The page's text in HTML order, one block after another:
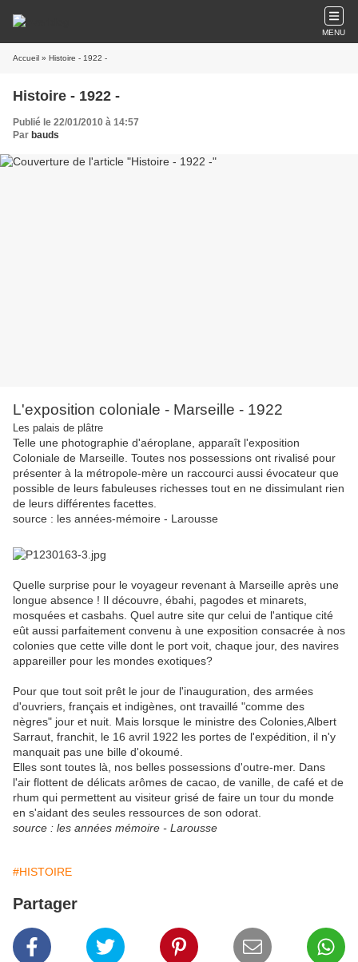
MENU
Accueil » Histoire - 1922 -
Histoire - 1922 -
Publié le 22/01/2010 à 14:57
Par bauds
L'exposition coloniale - Marseille - 1922
Les palais de plâtre
Telle une photographie d'aéroplane, apparaît l'exposition
Coloniale de Marseille. Toutes nos possessions ont rivalisé pour
présenter à la métropole-mère un raccourci aussi évocateur que
possible de leurs fabuleuses richesses tout en ne dissimulant rien
de leurs différentes facettes.
source : les années-mémoire - Larousse
Quelle surprise pour le voyageur revenant à Marseille après une
longue absence ! Il découvre, ébahi, pagodes et minarets,
mosquées et casbahs. Quel autre site qur celui de l'antique cité
eût aussi parfaitement convenu à une exposition consacrée à nos
colonies que cette ville dont le port voit, chaque jour, des navires
appareiller pour les mondes exotiques?
Pour que tout soit prêt le jour de l'inauguration, des armées
d'ouvriers, français et indigènes, ont travaillé "comme des
nègres" jour et nuit. Mais lorsque le ministre des Colonies,Albert
Sarraut, franchit, le 16 avril 1922 les portes de l'expédition, il n'y
manquait pas une bille d'okoumé.
Elles sont toutes là, nos belles possessions d'outre-mer. Dans
l'air flottent de délicats arômes de cacao, de vanille, de café et de
rhum qui permettent au visiteur grisé de faire un tour du monde
en s'aidant des seules ressources de son odorat.
source : les années mémoire - Larousse
#HISTOIRE
Partager